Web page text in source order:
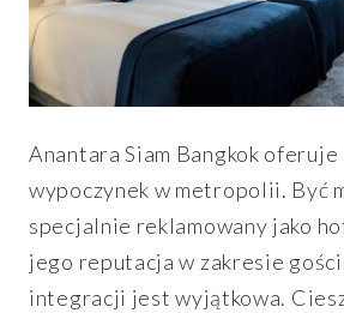
Anantara Siam Bangkok
wypoczynek w metropolii. Być
specjalnie reklamowany jako
jego reputacja w zakresie
integracji jest wyjątkowa.